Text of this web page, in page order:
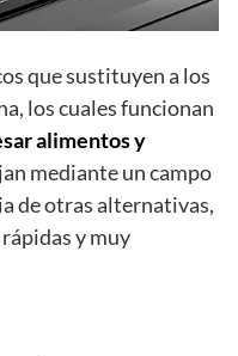
que sustituyen a los
los cuales funcionan
alimentos y
mediante un campo
de otras alternativas,
y muy